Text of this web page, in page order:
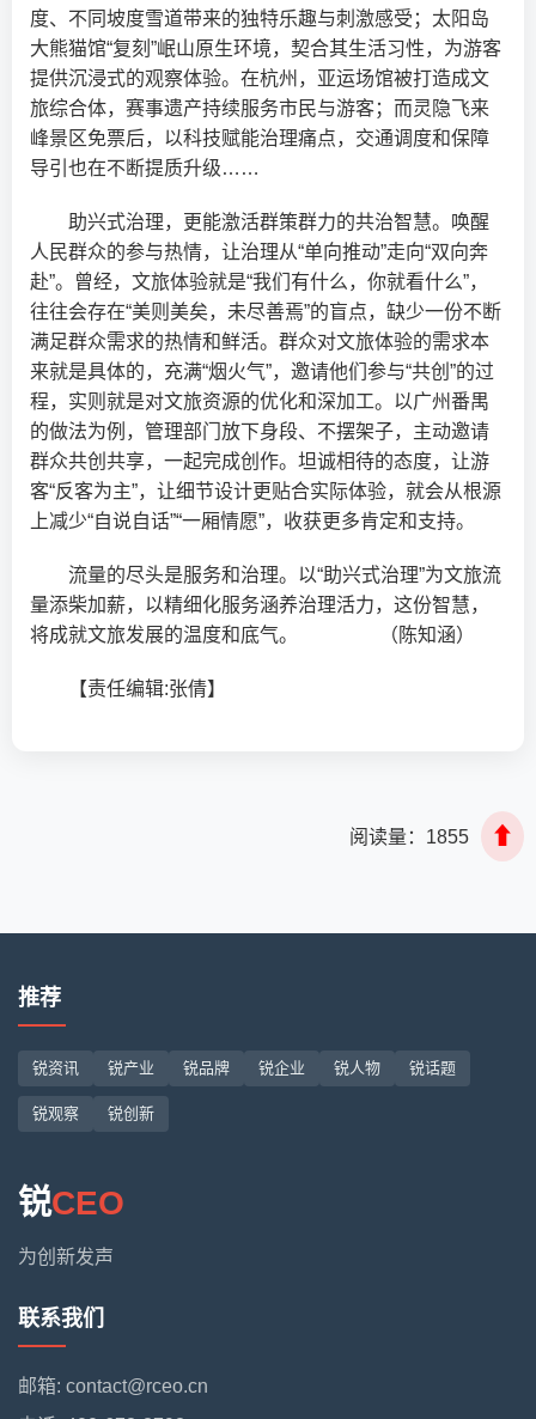
度、不同坡度雪道带来的独特乐趣与刺激感受；太阳岛
大熊猫馆“复刻”岷山原生环境，契合其生活习性，为游客
提供沉浸式的观察体验。在杭州，亚运场馆被打造成文
旅综合体，赛事遗产持续服务市民与游客；而灵隐飞来
峰景区免票后，以科技赋能治理痛点，交通调度和保障
导引也在不断提质升级……
助兴式治理，更能激活群策群力的共治智慧。唤醒
人民群众的参与热情，让治理从“单向推动”走向“双向奔
赴”。曾经，文旅体验就是“我们有什么，你就看什么”，
往往会存在“美则美矣，未尽善焉”的盲点，缺少一份不断
满足群众需求的热情和鲜活。群众对文旅体验的需求本
来就是具体的，充满“烟火气”，邀请他们参与“共创”的过
程，实则就是对文旅资源的优化和深加工。以广州番禺
的做法为例，管理部门放下身段、不摆架子，主动邀请
群众共创共享，一起完成创作。坦诚相待的态度，让游
客“反客为主”，让细节设计更贴合实际体验，就会从根源
上减少“自说自话”“一厢情愿”，收获更多肯定和支持。
流量的尽头是服务和治理。以“助兴式治理”为文旅流
量添柴加薪，以精细化服务涵养治理活力，这份智慧，
将成就文旅发展的温度和底气。 （陈知涵）
【责任编辑:张倩】
阅读量： 1855 ⬆
推荐
锐资讯 锐产业 锐品牌 锐企业 锐人物 锐话题
锐观察 锐创新
锐CEO
为创新发声
联系我们
邮箱: contact@rceo.cn